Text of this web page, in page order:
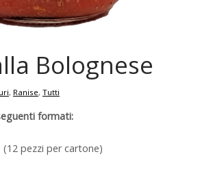
Bolognese
, Ranise, Tutti
formati:
pezzi per cartone)